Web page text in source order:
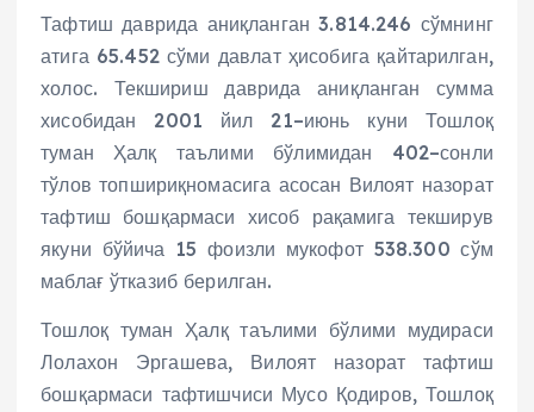
Тафтиш даврида аниқланган 3.814.246 сўмнинг
атига 65.452 сўми давлат ҳисобига қайтарилган,
холос. Текшириш даврида аниқланган сумма
хисобидан 2001 йил 21–июнь куни Тошлоқ
туман Ҳалқ таълими бўлимидан 402–сонли
тўлов топшириқномасига асосан Вилоят назорат
тафтиш бошқармаси хисоб рақамига текширув
якуни бўйича 15 фоизли мукофот 538.300 сўм
маблағ ўтказиб берилган.
Тошлоқ туман Ҳалқ таълими бўлими мудираси
Лолахон Эргашева, Вилоят назорат тафтиш
бошқармаси тафтишчиси Мусо Қодиров, Тошлоқ